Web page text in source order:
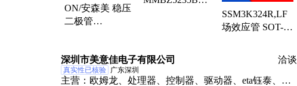
analogpow
ON/安森美 稳压
二极管
6.2V 225MW
SOT23-3
SSM3K324R,LF
场效应管 SOT-23
深圳市美意佳电子有限公司 洽谈
真实性已核验 广东深圳
主营： 欧姆龙、处理器、控制器、驱动器、eta钰泰、通